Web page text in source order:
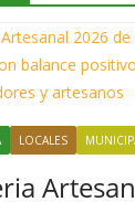
LOCALES